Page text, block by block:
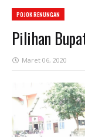
POJOK RENUNGAN
Pilihan
Maret 06, 2020